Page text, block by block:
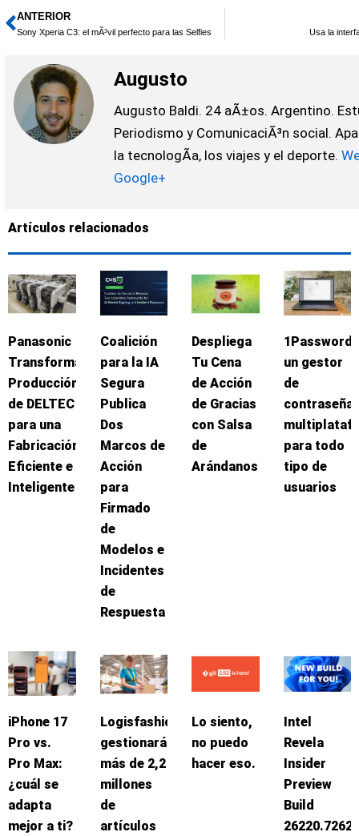
Ant
ANTERIOR
Sony Xperia C3: el mÃ³vil perfecto para las Selfies Usa la
Augusto
Augusto Baldi. 24 aÃ±os. Argentino.
Periodismo y ComunicaciÃ³n social.
la tecnologÃ­a, los viajes y el deporte.
Google+
Artículos relacionados
Panasonic
Transforma
Producción
de DELTEC
para una
Fabricación
Eficiente e
Inteligente
Coalición
para la IA
Segura
Publica
Dos
Marcos de
Acción
para
Firmado
de
Modelos e
Incidentes
de
Respuesta
Despliega
Tu Cena
de Acción
de Gracias
con Salsa
de
Arándanos
1Password:
un gestor
de
para todo
tipo de
usuarios
iPhone 17
Pro vs.
Pro Max:
¿cuál se
adapta
mejor a ti?
Logisfashion
gestionará
más de 2,2
millones
de
artículos
Lo siento,
no puedo
hacer eso.
Intel
Revela
Insider
Preview
Build
26220.7262